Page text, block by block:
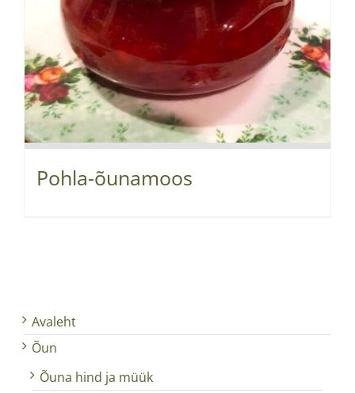
Pohla-õunamoos
Avaleht
Õun
Õuna hind ja müük